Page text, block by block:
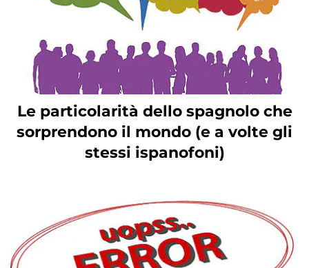
Le particolarità dello spagnolo che
sorprendono il mondo (e a volte gli
stessi ispanofoni)